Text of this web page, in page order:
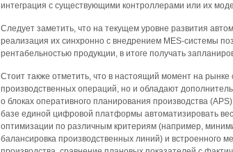
интеграция с существующими контроллерами или их
Следует заметить, что на текущем уровне развития
реализация их синхронно с внедрением MES-системы
рентабельностью продукции, в итоге получать
Стоит также отметить, что в настоящий момент на
производственных операций, но и обладают
о блоках оперативного планирования производства
базе единой цифровой платформы автоматизировать
оптимизации по различным критериям (например,
балансировка производственных линий) и встроенного